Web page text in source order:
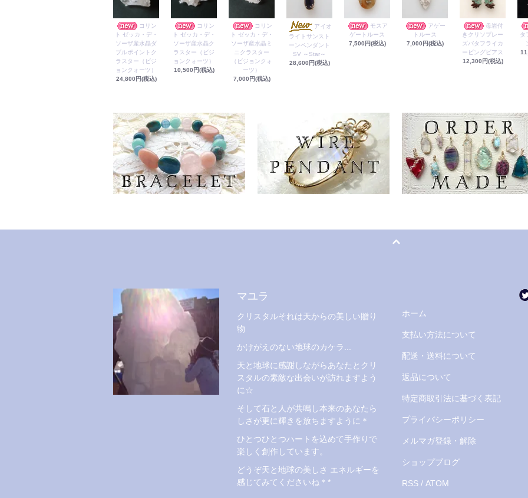
コリン
ト ゼッカ・デ・
ソーザ産水晶ダ
ブルポイントク
ラスター（ビジ
ョンクォーツ）
24,800円(税込)
コリン
ト ゼッカ・デ・
ソーザ産水晶ク
ラスター（ビジ
ョンクォーツ）
10,500円(税込)
コリン
ト ゼッカ・デ・
ソーザ産水晶ミ
ニクラスター
（ビジョンクォ
ーツ）
7,000円(税込)
アイオ
ライトサンスト
ーンペンダント
SV ～Star～
28,600円(税込)
モスア
ゲートルース
7,500円(税込)
アゲー
トルース
7,000円(税込)
母岩付
きクリソプレー
ズバタフライカ
ービングピアス
12,300円(税込)
タ
マユラ
クリスタルそれは天からの美しい贈り
物
かけがえのない地球のカケラ...
天と地球に感謝しながらあなたとクリ
スタルの素敵な出会いが訪れますよう
に☆
そして石と人が共鳴し本来のあなたら
しさが更に輝きを放ちますように＊
ひとつひとつハートを込めて手作りで
楽しく創作しています。
どうぞ天と地球の美しさ エネルギーを
感じてみてくださいね＊*
ホーム
支払い方法について
配送・送料について
返品について
特定商取引法に基づく表記
プライバシーポリシー
メルマガ登録・解除
ショップブログ
RSS/ ATOM